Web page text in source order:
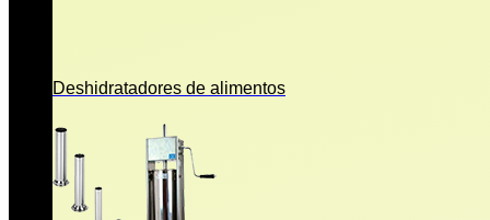
Deshidratadores de alimentos